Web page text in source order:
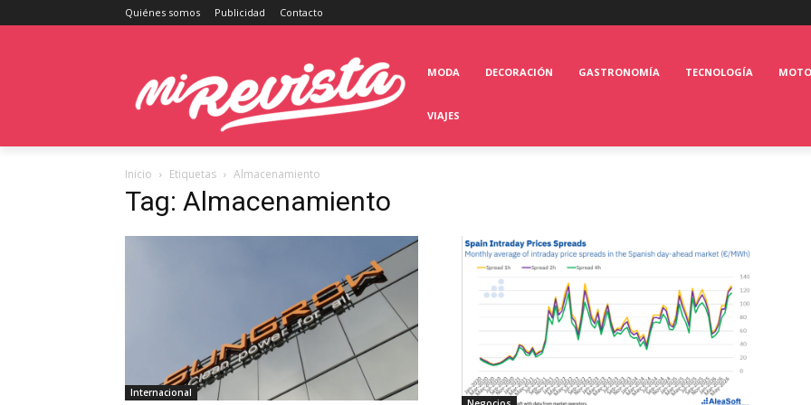
Quiénes somos Publicidad Contacto
MODA DECORACIÓN GASTRONOMÍA TECNOLOGÍA
VIAJES
Inicio Etiquetas Almacenamiento
Tag: Almacenamiento
Internacional